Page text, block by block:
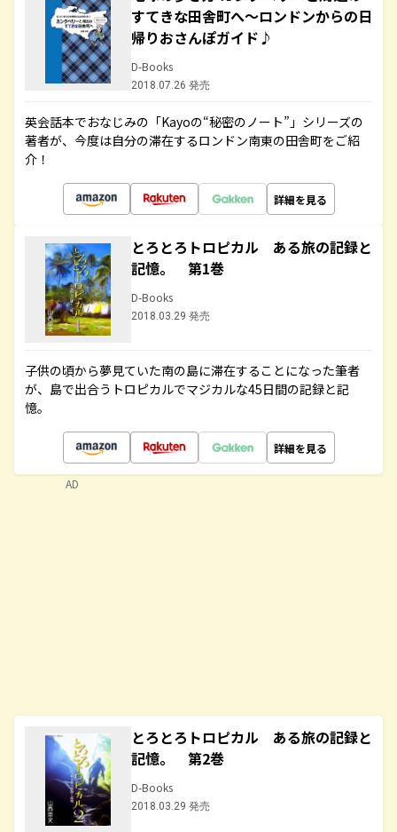
すてきな田舎町へ～ロンドンからの日
帰りおさんぽガイド♪
D-Books
2018.07.26 発売
英会話本でおなじみの「Kayoの“秘密のノート”」シリーズの
著者が、今度は自分の滞在するロンドン南東の田舎町をご紹
介！
詳細を見る
とろとろトロピカル ある旅の記録と
記憶。 第1巻
D-Books
2018.03.29 発売
子供の頃から夢見ていた南の島に滞在することになった筆者
が、島で出合うトロピカルでマジカルな45日間の記録と記
憶。
詳細を見る
とろとろトロピカル ある旅の記録と
記憶。 第2巻
D-Books
2018.03.29 発売
AD